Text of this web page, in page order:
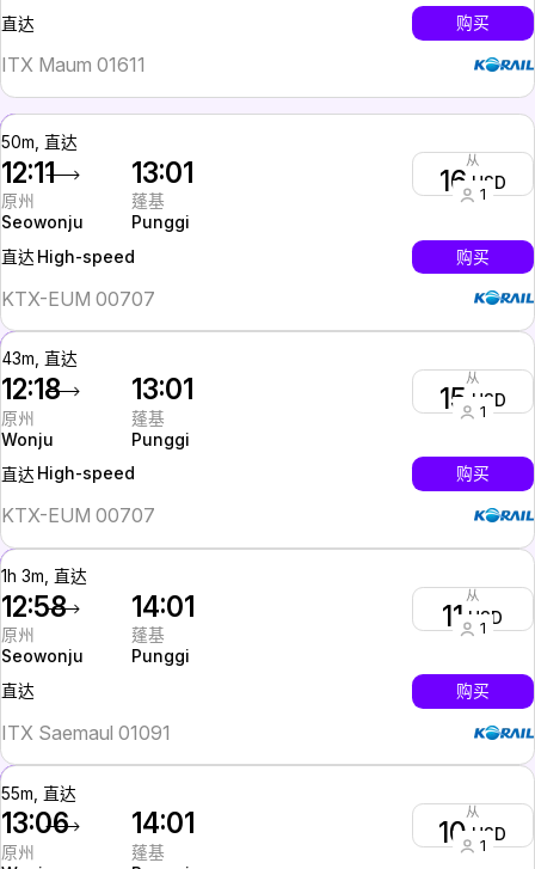
直达 购买
ITX Maum 01611
50m, 直达
12:11
原州
Seowonju
13:01
蓬基
Punggi
从
16USD
1
直达 High-speed 购买
KTX-EUM 00707
43m, 直达
12:18
原州
Wonju
13:01
蓬基
Punggi
从
15USD
1
直达 High-speed 购买
KTX-EUM 00707
1h 3m, 直达
12:58
原州
Seowonju
14:01
蓬基
Punggi
从
11USD
1
直达 购买
ITX Saemaul 01091
55m, 直达
13:06
原州
14:01
蓬基
从
10USD
1